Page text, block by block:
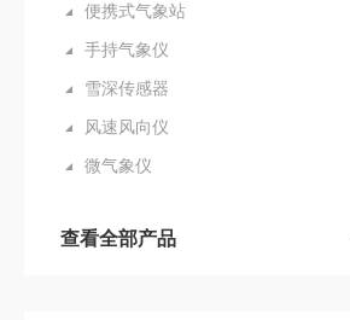
便携式气象站
手持气象仪
雪深传感器
风速风向仪
微气象仪
查看全部产品